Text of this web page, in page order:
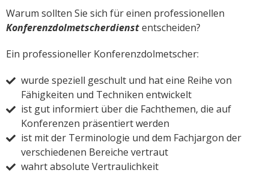
Warum sollten Sie sich für einen professionellen
Konferenzdolmetscherdienstentscheiden?
Ein professioneller Konferenzdolmetscher:
wurde speziell geschult und hat eine Reihe von
Fähigkeiten und Techniken entwickelt
ist gut informiert über die Fachthemen, die auf
Konferenzen präsentiert werden
ist mit der Terminologie und dem Fachjargon der
verschiedenen Bereiche vertraut
wahrt absolute Vertraulichkeit